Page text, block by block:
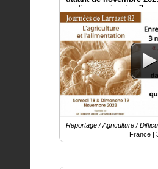
partie ce qui arrive 3
Reportage / Agriculture /
France |